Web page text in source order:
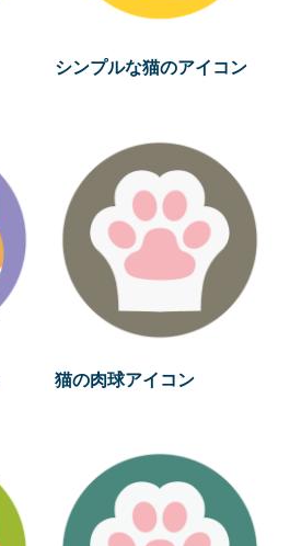
シンプルな猫のアイコン
猫の肉球アイコン